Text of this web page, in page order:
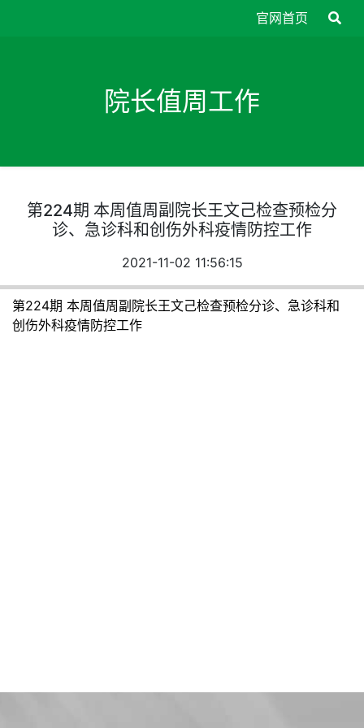
官网首页
院长值周工作
第224期 本周值周副院长王文己检查预检分
诊、急诊科和创伤外科疫情防控工作
2021-11-02 11:56:15
第224期 本周值周副院长王文己检查预检分诊、急诊科和
创伤外科疫情防控工作